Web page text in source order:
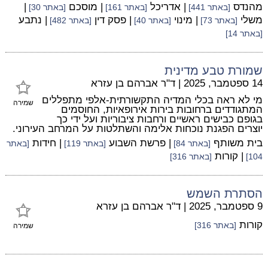
מהנדס [באתר 441] | אדריכל [באתר 161] | מוסכם [באתר 30]
|
משלי [באתר 73] | מינוי [באתר 40] | פסק דין [באתר 482] | נתבע
[באתר 14]
שמורת טבע מדינית
שמירה
14 ספטמבר, 2025 | ד"ר אברהם בן עזרא
מי לא ראה בכלי המדיה התקשורתית-אלפי מתפללים
המתגודדים ברחובות בירות אירופאיות, החוסמים
בגופם כבישים ראשיים ורחבות ציבוריות ועל ידי כך
יוצרים הפגנת נוכחות אלימה והשתלטות על המרחב העירוני.
בית משותף [באתר 84] | פרשת השבוע [באתר 119] | חידות [באתר
104]
| קורות [באתר 316]
הסתרת השמש
שמירה
9 ספטמבר, 2025 | ד"ר אברהם בן עזרא
קורות [באתר 316]